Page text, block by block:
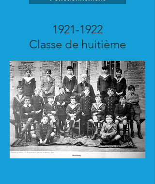
1921-1922
Classe de huitième